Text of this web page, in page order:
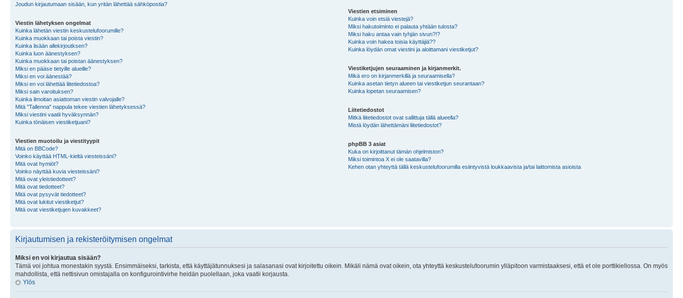
Joudun kirjautumaan sisään, kun yritän lähettää sähköpostia?
Viestin lähetyksen ongelmat
Kuinka lähetän viestin keskustelufoorumille?
Kuinka muokkaan tai poista viestin?
Kuinka lisään allekirjoutksen?
Kuinka luon äänestyksen?
Kuinka muokkaan tai poistan äänestyksen?
Miksi en pääse tietyille alueille?
Miksi en voi äänestää?
Miksi en voi lähettää liitetiedostoa?
Miksi sain varoituksen?
Kuinka ilmoitan asiattoman viestin valvojalle?
Mitä "Tallenna" nappula tekee viestien lähetyksessä?
Miksi viestini vaatii hyväksynnän?
Kuinka tönäisen viestiketjuani?
Viestien muotoilu ja viestityypit
Mitä on BBCode?
Voinko käyttää HTML-kieltä viesteissäni?
Mitä ovat hymiöt?
Voinko näyttää kuvia viesteissäni?
Mitä ovat yleistiedotteet?
Mitä ovat tiedotteet?
Mitä ovat pysyvät tiedotteet?
Mitä ovat lukitut viestiketjut?
Mitä ovat viestiketjujen kuvakkeet?
Viestien etsiminen
Kuinka voin etsiä viestejä?
Miksi hakutoiminto ei palauta yhtään tulosta?
Miksi haku antaa vain tyhjän sivun?!?
Kuinka voin hakea toisia käyttäjiä??
Kuinka löydän omat viestini ja aloittamani viestiketjut?
Viestiketjujen seuraaminen ja kirjanmerkit.
Mikä ero on kirjanmerkillä ja seuraamisella?
Kuinka asetan tietyn alueen tai viestiketjun seurantaan?
Kuinka lopetan seuraamisen?
Liitetiedostot
Mitkä liitetiedostot ovat sallittuja tällä alueella?
Mistä löydän lähettämäni liitetiedostot?
phpBB 3 asiat
Kuka on kirjoittanut tämän ohjelmiston?
Miksi toimintoa X ei ole saatavilla?
Kehen otan yhteyttä tällä keskustelufoorumilla esiintyvistä loukkaavista ja/tai laittomista asioista
Kirjautumisen ja rekisteröitymisen ongelmat
Miksi en voi kirjautua sisään?
Tämä voi johtua monestakin syystä. Ensimmäiseksi, tarkista, että käyttäjätunnuksesi ja salasanasi ovat kirjoitettu oikein. Mikäli nämä ovat oikein, ota yhteyttä keskustelufoorumin ylläpitoon varmistaaksesi, että et ole porttikiellossa. On myös
mahdollista, että nettisivun omistajalla on konfigurointivirhe heidän puolellaan, joka vaatii korjausta.
Ylös